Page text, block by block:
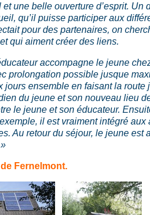
une belle ouverture d’esprit. Un
qu’il puisse participer aux
pour des partenaires, on
qui aiment créer des liens.
accompagne le jeune
prolongation possible jusque
jours ensemble en faisant la route
du jeune et son nouveau lieu
le jeune et son éducateur.
il est vraiment intégré aux
Au retour du séjour, le jeune est
Fernelmont.